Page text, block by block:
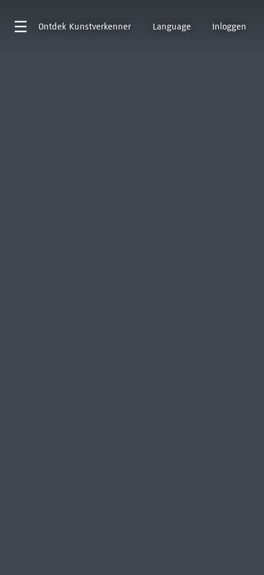
Ontdek Kunstverkenner Language Inloggen